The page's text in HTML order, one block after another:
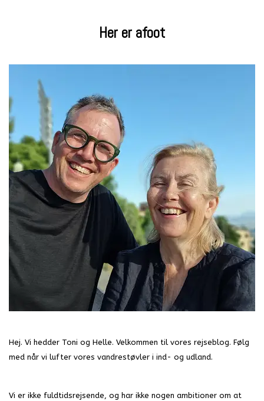
Her er afoot
Hej. Vi hedder Toni og Helle. Velkommen til vores rejseblog. Følg
med når vi lufter vores vandrestøvler i ind- og udland.
Vi er ikke fuldtidsrejsende, og har ikke nogen ambitioner om at